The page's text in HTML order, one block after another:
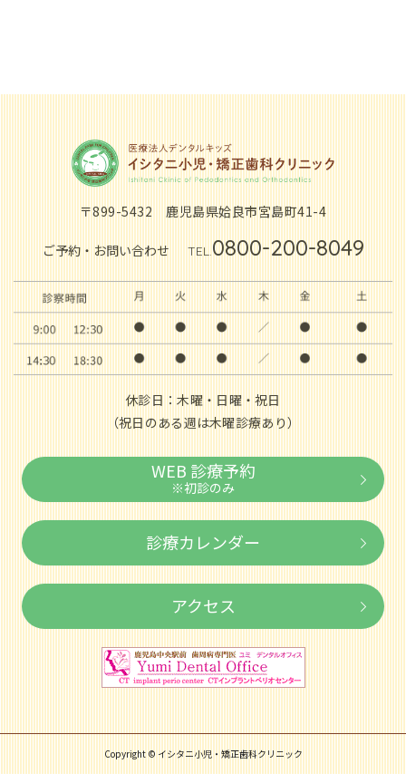
〒899-5432 鹿児島県姶良市宮島町41-4
ご予約・お問い合わせ TEL.0800-200-8049
休診日：木曜・日曜・祝日
（祝日のある週は木曜診療あり）
WEB 診療予約
※初診のみ
診療カレンダー
アクセス
Copyright © イシタニ小児・矯正歯科クリニック